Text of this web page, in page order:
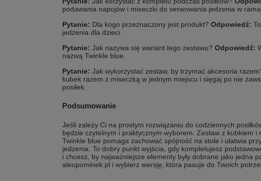
podawania napojów i miseczki do serwowania jedzenia w
Pytanie: Dla kogo przeznaczony jest produkt? Odpowiedź:
jedzenia dla dzieci.
Pytanie: Jak nazywa się wariant tego zestawu? Odpowiedź:
nazwą Twinkle blue.
Pytanie: Jak wykorzystać zestaw, by trzymać akcesoria
kubek razem z miseczką w jednym miejscu i sięgaj po nie
posiłek.
Podsumowanie
Jeśli zależy Ci na prostym rozwiązaniu do codziennych
będzie czytelnym i praktycznym wyborem. Zestaw z kubkiem i
Twinkle blue pomaga zachować spójność na stole i ułatwia
jedzenia. To dobry punkt wyjścia, gdy kompletujesz
i chcesz, by najważniejsze elementy były dobrane jako jedna
aleupominek.pl i wybierz wersję, która pasuje do Twoich